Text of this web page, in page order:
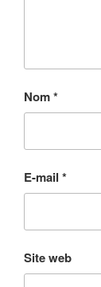
Nom*
E-mail *
Site web